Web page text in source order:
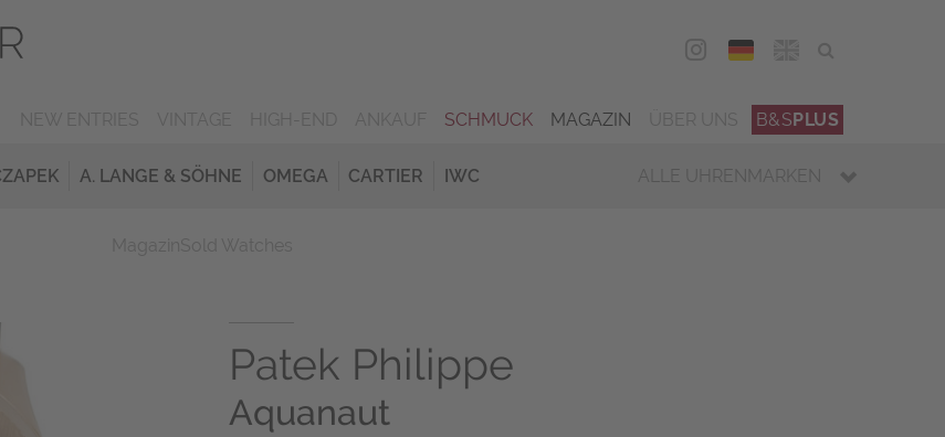
DEU
SCHMUCK MAGAZIN B&SPLUS
A. LANGE & SÖHNE OMEGA CARTIER IWC ALLE UHRENMARKEN
Patek Philippe
Aquanaut